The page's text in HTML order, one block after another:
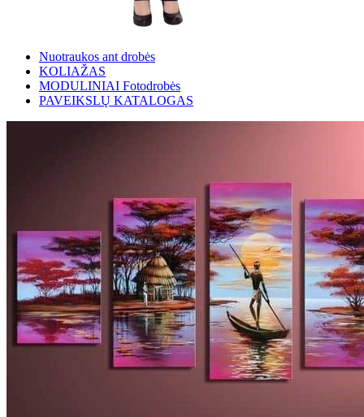
Nuotraukos ant drobės
KOLIAŽAS
MODULINIAI Fotodrobės
PAVEIKSLŲ KATALOGAS